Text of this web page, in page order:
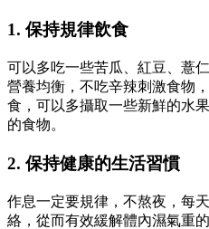
1. 保持規律飲食
可以多吃一些苦瓜、紅豆、薏
營養均衡，不吃辛辣刺激食物
食，可以多攝取一些新鮮的水
的食物。
2. 保持健康的生活習慣
作息一定要規律，不熬夜，每
絡，從而有效緩解體內濕氣重